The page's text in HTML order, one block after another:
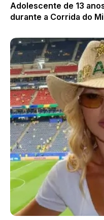
Adolescente de 13
durante a Corrida do